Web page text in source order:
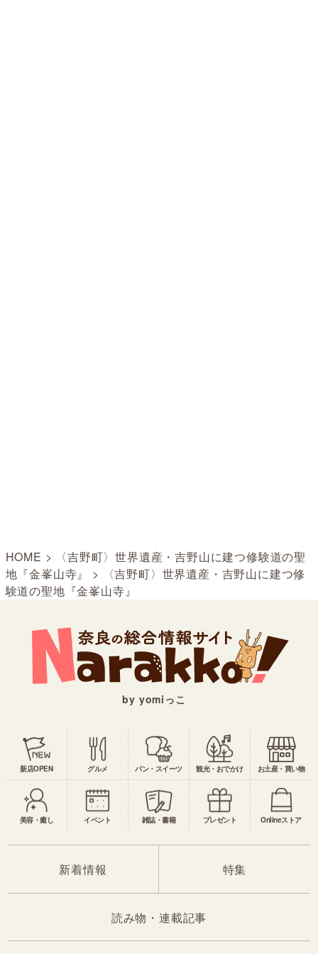
HOME >
〈吉野町〉世界遺産・吉野山に建つ修験道の聖
地『金峯山寺』
>
〈吉野町〉世界遺産・吉野山に建つ修
験道の聖地『金峯山寺』
by yomiっこ
新店OPEN グルメ パン・スイーツ 観光・おでかけ お土産・買い物
美容・癒し イベント 雑誌・書籍 プレゼント Onlineストア
新着情報 特集
読み物・連載記事